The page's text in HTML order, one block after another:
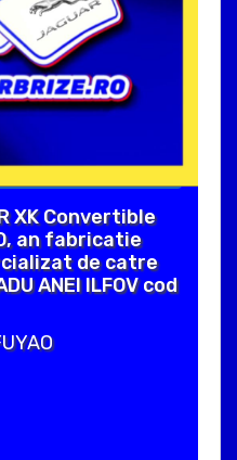
XK Convertible
an fabricatie
de catre
ANEI ILFOV cod